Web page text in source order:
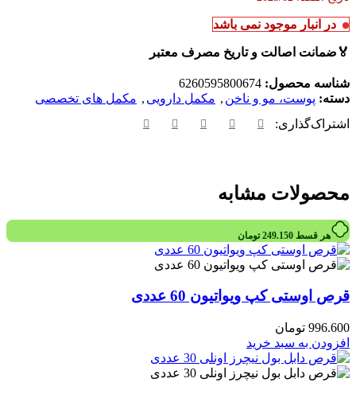
در انبار موجود نمی باشد
🏅 ضمانت اصالت و تاریخ مصرف معتبر
شناسه محصول: 6260595800674
دسته: پوست، مو و ناخن , مکمل دارویی , مکمل های تخصصی
اشتراک‌گذاری:
محصولات مشابه
هر قسط 249.150 تومان
قرص اوستی کپ ویواتیون 60 عددی
996.600 تومان
افزودن به سبد خرید